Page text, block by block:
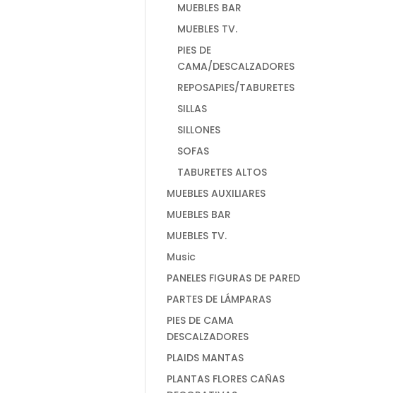
MUEBLES BAR
MUEBLES TV.
PIES DE
CAMA/DESCALZADORES
REPOSAPIES/TABURETES
SILLAS
SILLONES
SOFAS
TABURETES ALTOS
MUEBLES AUXILIARES
MUEBLES BAR
MUEBLES TV.
Music
PANELES FIGURAS DE PARED
PARTES DE LÁMPARAS
PIES DE CAMA
DESCALZADORES
PLAIDS MANTAS
PLANTAS FLORES CAÑAS